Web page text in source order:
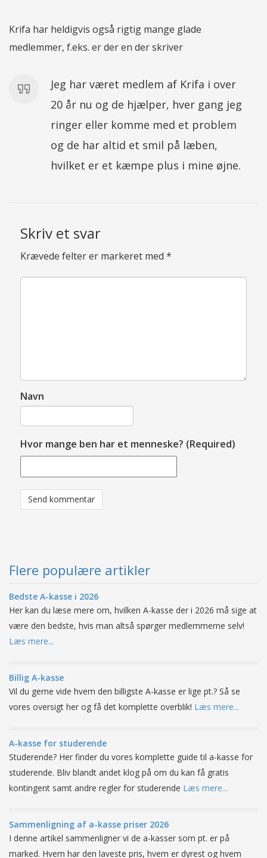
Krifa har heldigvis også rigtig mange glade
medlemmer, f.eks. er der en der skriver
Jeg har været medlem af Krifa i over
20 år nu og de hjælper, hver gang jeg
ringer eller komme med et problem
og de har altid et smil på læben,
hvilket er et kæmpe plus i mine øjne.
Skriv et svar
Krævede felter er markeret med *
Navn
Hvor mange ben har et menneske? (Required)
Flere populære artikler
Bedste A-kasse i 2026
Her kan du læse mere om, hvilken A-kasse der i 2026 må sige at
være den bedste, hvis man altså spørger medlemmerne selv!
Læs mere...
Billig A-kasse
Vil du gerne vide hvem den billigste A-kasse er lige pt.? Så se
vores oversigt her og få det komplette overblik! Læs mere...
A-kasse for studerende
Studerende? Her finder du vores komplette guide til a-kasse for
studerende. Bliv blandt andet klog på om du kan få gratis
kontingent samt andre regler for studerende Læs mere...
Sammenligning af a-kasse priser 2026
I denne artikel sammenligner vi de a-kasser som pt. er på
marked. Hvem har den laveste pris, hvem er dyrest og hvem